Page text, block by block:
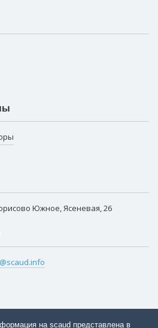
Южное, Ясеневая, 26
на scaud представлена в